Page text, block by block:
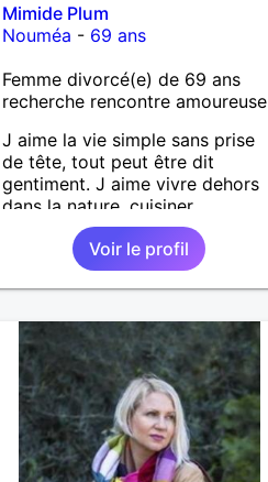
Mimide Plum
Nouméa - 69 ans
Femme divorcé(e) de 69 ans
recherche rencontre amoureuse
J aime la vie simple sans prise
de tête, tout peut être dit
gentiment. J aime vivre dehors
dans la nature, cuisiner,
randonner, camper, voyager,
découvrir, comprendre des
nouveaux trucs techniques et
sur la vie des êtres vivants. J
bois pratiquement pas d alcool,
je fume rarement, je ris souvent.
Je cherche un vrai amoureux
pour continuer à profiter de la
vie mais à deux. Je peux tout
faire toute seule, mais j en ai
marre je veux partagé et rigoler
Voir le profil